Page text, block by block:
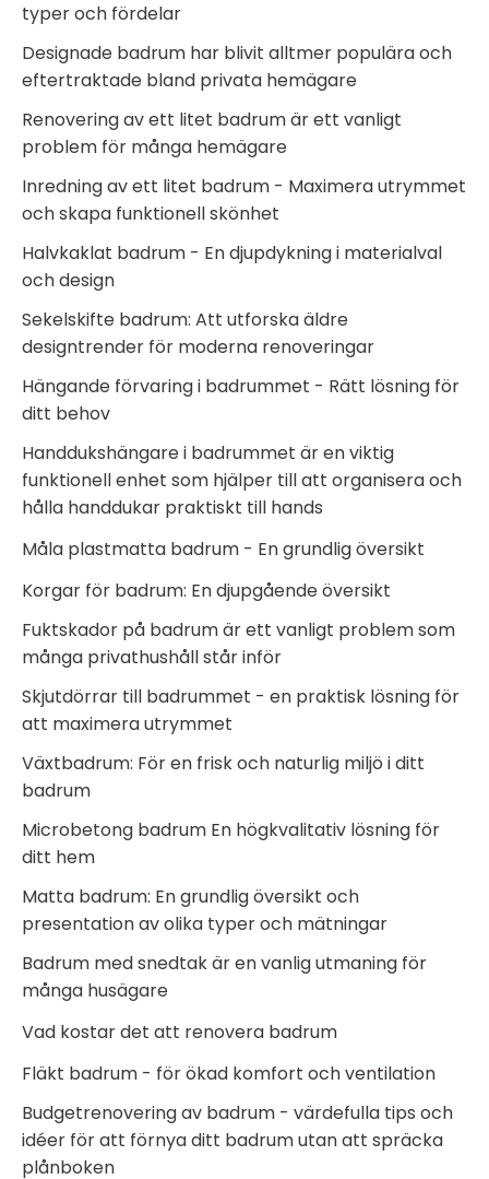
typer och fördelar
Designade badrum har blivit alltmer populära och
eftertraktade bland privata hemägare
Renovering av ett litet badrum är ett vanligt
problem för många hemägare
Inredning av ett litet badrum - Maximera utrymmet
och skapa funktionell skönhet
Halvkaklat badrum - En djupdykning i materialval
och design
Sekelskifte badrum: Att utforska äldre
designtrender för moderna renoveringar
Hängande förvaring i badrummet - Rätt lösning för
ditt behov
Handdukshängare i badrummet är en viktig
funktionell enhet som hjälper till att organisera och
hålla handdukar praktiskt till hands
Måla plastmatta badrum - En grundlig översikt
Korgar för badrum: En djupgående översikt
Fuktskador på badrum är ett vanligt problem som
många privathushåll står inför
Skjutdörrar till badrummet - en praktisk lösning för
att maximera utrymmet
Växtbadrum: För en frisk och naturlig miljö i ditt
badrum
Microbetong badrum En högkvalitativ lösning för
ditt hem
Matta badrum: En grundlig översikt och
presentation av olika typer och mätningar
Badrum med snedtak är en vanlig utmaning för
många husägare
Vad kostar det att renovera badrum
Fläkt badrum - för ökad komfort och ventilation
Budgetrenovering av badrum - värdefulla tips och
idéer för att förnya ditt badrum utan att spräcka
plånboken